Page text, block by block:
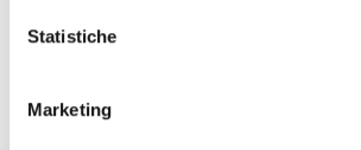
Statistiche
Marketing
Romano, aveva appena compiuto 100 anni
CALCIO: Rimini subito arrembante, la